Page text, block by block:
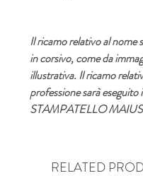
Il ricamo relativo al nome
in corsivo, come da
illustrativa. Il ricamo
professione sarà eseguito
STAMPATELLO
RELATED